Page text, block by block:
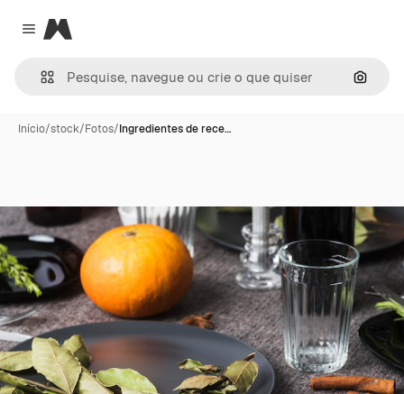
Close menu
Magnific
Início/stock/Fotos/Ingredientes de rece…